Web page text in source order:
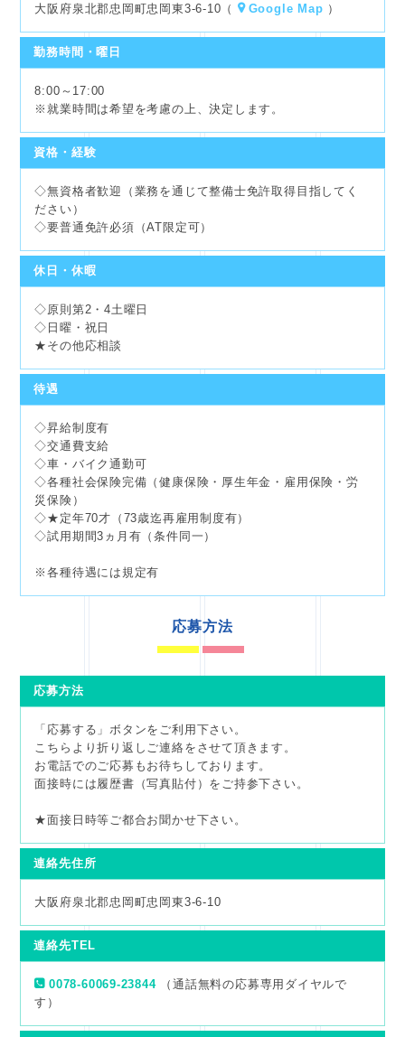
大阪府泉北郡忠岡町忠岡東3-6-10（ Google Map ）
勤務時間・曜日
8:00～17:00
※就業時間は希望を考慮の上、決定します。
資格・経験
◇無資格者歓迎（業務を通じて整備士免許取得目指してく
ださい）
◇要普通免許必須（AT限定可）
休日・休暇
◇原則第2・4土曜日
◇日曜・祝日
★その他応相談
待遇
◇昇給制度有
◇交通費支給
◇車・バイク通勤可
◇各種社会保険完備（健康保険・厚生年金・雇用保険・労
災保険）
◇★定年70才（73歳迄再雇用制度有）
◇試用期間3ヵ月有（条件同一）
※各種待遇には規定有
応募方法
応募方法
「応募する」ボタンをご利用下さい。
こちらより折り返しご連絡をさせて頂きます。
お電話でのご応募もお待ちしております。
面接時には履歴書（写真貼付）をご持参下さい。
★面接日時等ご都合お聞かせ下さい。
連絡先住所
大阪府泉北郡忠岡町忠岡東3-6-10
連絡先TEL
0078-60069-23844（通話無料の応募専用ダイヤルで
す）